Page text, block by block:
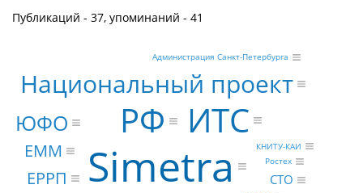
Публикаций - 37, упоминаний - 41
Simetra
ИТС
РФ
Национальный проект
ЮФО
EMM
ЕРРП
CTO
Ростех
КНИТУ-КАИ
Администрация Санкт-Петербурга